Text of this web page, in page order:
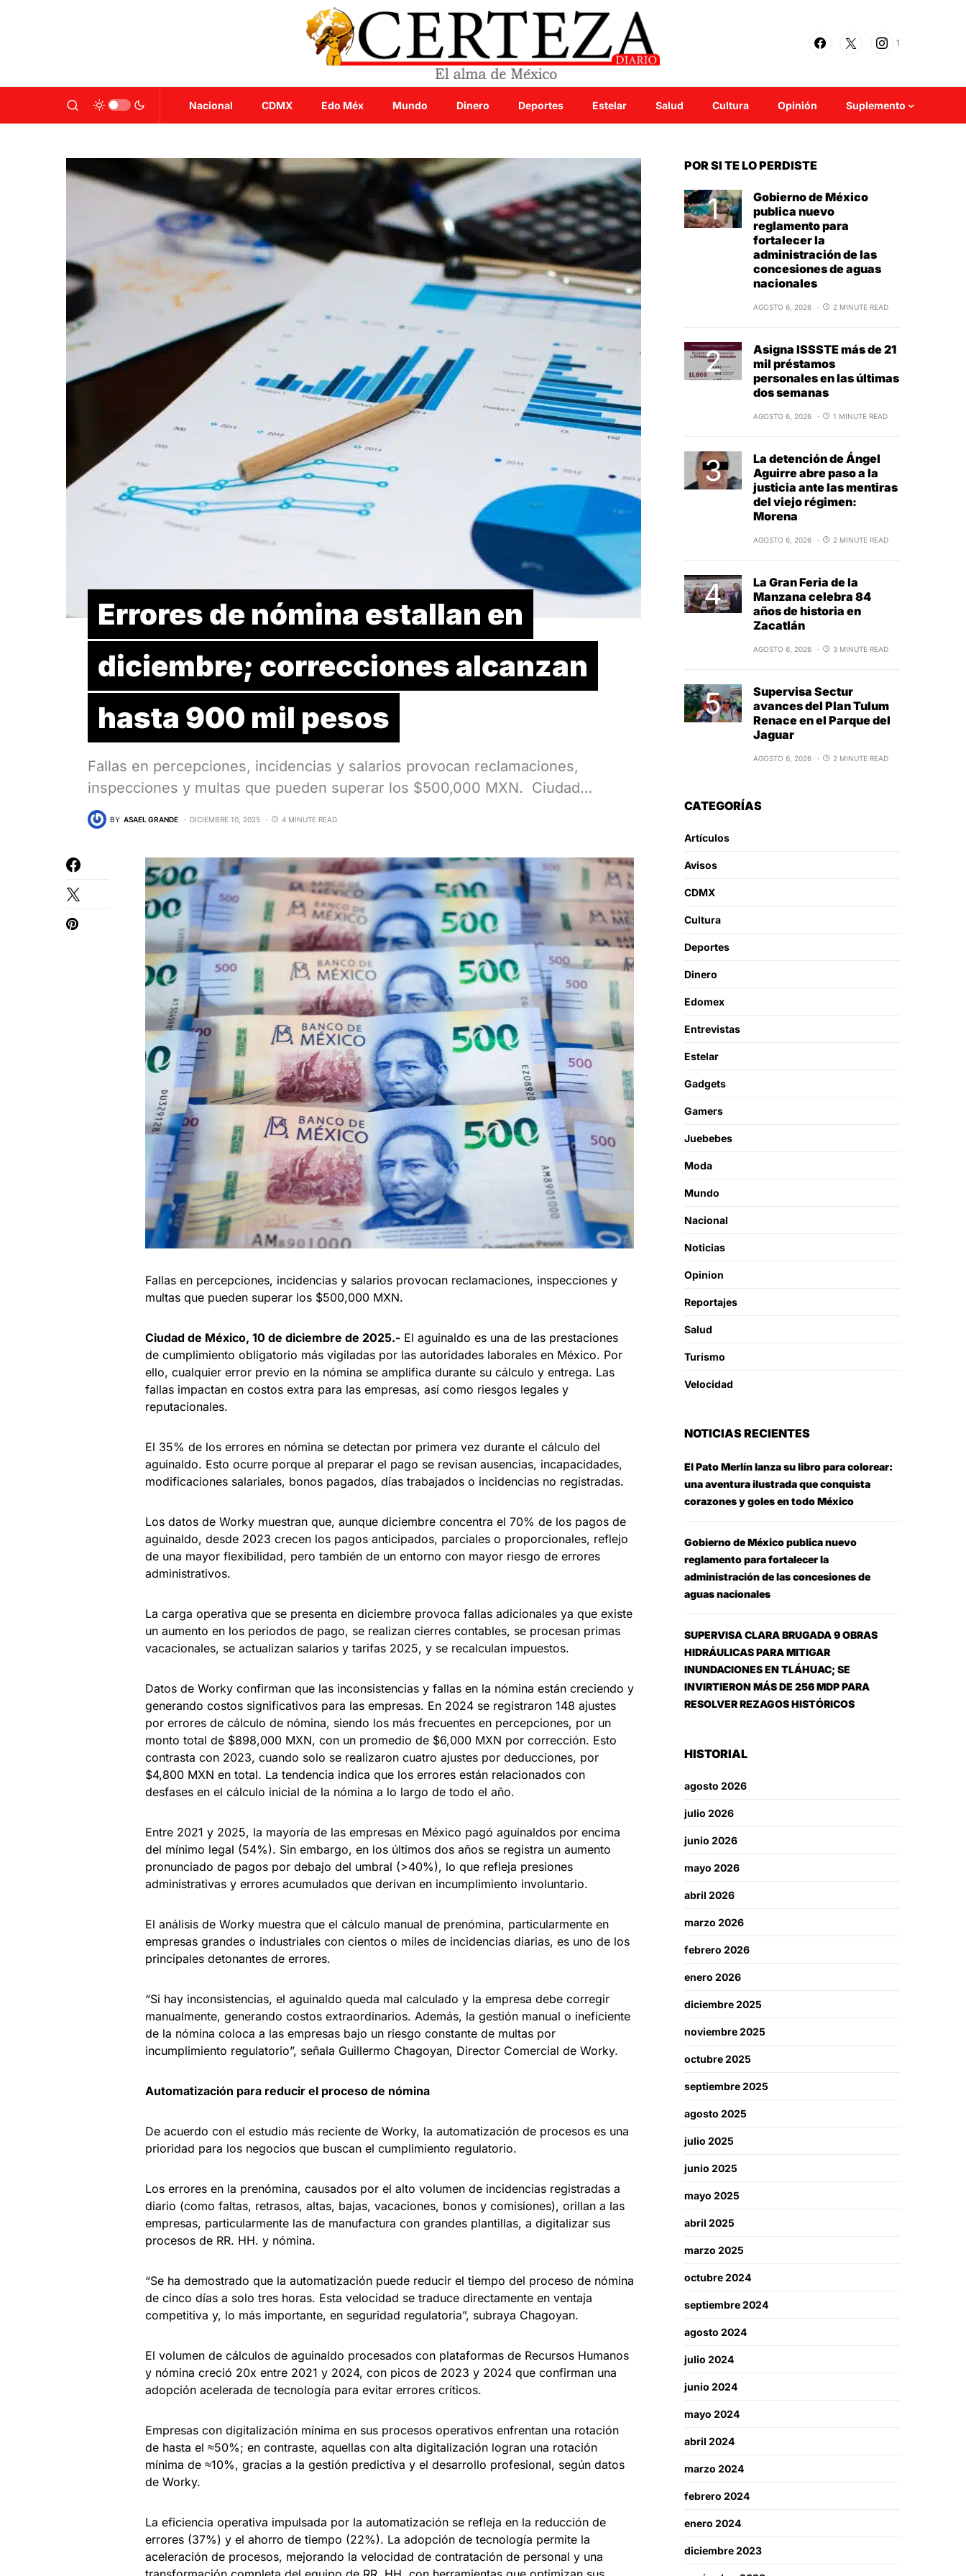
1
Nacional CDMX Edo Méx Mundo Dinero Deportes Estelar Salud Cultura Opinión Suplemento
Errores de nómina estallan en
diciembre; correcciones alcanzan
hasta 900 mil pesos
Fallas en percepciones, incidencias y salarios provocan reclamaciones,
inspecciones y multas que pueden superar los $500,000 MXN. Ciudad…
BY ASAEL GRANDE DICIEMBRE 10, 2025 4 MINUTE READ
Fallas en percepciones, incidencias y salarios provocan reclamaciones, inspecciones y
multas que pueden superar los $500,000 MXN.
Ciudad de México, 10 de diciembre de 2025.- El aguinaldo es una de las prestaciones
de cumplimiento obligatorio más vigiladas por las autoridades laborales en México. Por
ello, cualquier error previo en la nómina se amplifica durante su cálculo y entrega. Las
fallas impactan en costos extra para las empresas, así como riesgos legales y
reputacionales.
El 35% de los errores en nómina se detectan por primera vez durante el cálculo del
aguinaldo. Esto ocurre porque al preparar el pago se revisan ausencias, incapacidades,
modificaciones salariales, bonos pagados, días trabajados o incidencias no registradas.
Los datos de Worky muestran que, aunque diciembre concentra el 70% de los pagos de
aguinaldo, desde 2023 crecen los pagos anticipados, parciales o proporcionales, reflejo
de una mayor flexibilidad, pero también de un entorno con mayor riesgo de errores
administrativos.
La carga operativa que se presenta en diciembre provoca fallas adicionales ya que existe
un aumento en los periodos de pago, se realizan cierres contables, se procesan primas
vacacionales, se actualizan salarios y tarifas 2025, y se recalculan impuestos.
Datos de Worky confirman que las inconsistencias y fallas en la nómina están creciendo y
generando costos significativos para las empresas. En 2024 se registraron 148 ajustes
por errores de cálculo de nómina, siendo los más frecuentes en percepciones, por un
monto total de $898,000 MXN, con un promedio de $6,000 MXN por corrección. Esto
contrasta con 2023, cuando solo se realizaron cuatro ajustes por deducciones, por
$4,800 MXN en total. La tendencia indica que los errores están relacionados con
desfases en el cálculo inicial de la nómina a lo largo de todo el año.
Entre 2021 y 2025, la mayoría de las empresas en México pagó aguinaldos por encima
del mínimo legal (54%). Sin embargo, en los últimos dos años se registra un aumento
pronunciado de pagos por debajo del umbral (>40%), lo que refleja presiones
administrativas y errores acumulados que derivan en incumplimiento involuntario.
El análisis de Worky muestra que el cálculo manual de prenómina, particularmente en
empresas grandes o industriales con cientos o miles de incidencias diarias, es uno de los
principales detonantes de errores.
“Si hay inconsistencias, el aguinaldo queda mal calculado y la empresa debe corregir
manualmente, generando costos extraordinarios. Además, la gestión manual o ineficiente
de la nómina coloca a las empresas bajo un riesgo constante de multas por
incumplimiento regulatorio”, señala Guillermo Chagoyan, Director Comercial de Worky.
Automatización para reducir el proceso de nómina
De acuerdo con el estudio más reciente de Worky, la automatización de procesos es una
prioridad para los negocios que buscan el cumplimiento regulatorio.
Los errores en la prenómina, causados por el alto volumen de incidencias registradas a
diario (como faltas, retrasos, altas, bajas, vacaciones, bonos y comisiones), orillan a las
empresas, particularmente las de manufactura con grandes plantillas, a digitalizar sus
procesos de RR. HH. y nómina.
“Se ha demostrado que la automatización puede reducir el tiempo del proceso de nómina
de cinco días a solo tres horas. Esta velocidad se traduce directamente en ventaja
competitiva y, lo más importante, en seguridad regulatoria”, subraya Chagoyan.
El volumen de cálculos de aguinaldo procesados con plataformas de Recursos Humanos
y nómina creció 20x entre 2021 y 2024, con picos de 2023 y 2024 que confirman una
adopción acelerada de tecnología para evitar errores críticos.
Empresas con digitalización mínima en sus procesos operativos enfrentan una rotación
de hasta el ≈50%; en contraste, aquellas con alta digitalización logran una rotación
mínima de ≈10%, gracias a la gestión predictiva y el desarrollo profesional, según datos
de Worky.
La eficiencia operativa impulsada por la automatización se refleja en la reducción de
errores (37%) y el ahorro de tiempo (22%). La adopción de tecnología permite la
aceleración de procesos, mejorando la velocidad de contratación de personal y una
POR SI TE LO PERDISTE
Gobierno de México
publica nuevo
reglamento para
fortalecer la
administración de las
concesiones de aguas
nacionales
AGOSTO 6, 2026 2 MINUTE READ
Asigna ISSSTE más de 21
mil préstamos
personales en las últimas
dos semanas
AGOSTO 6, 2026 1 MINUTE READ
La detención de Ángel
Aguirre abre paso a la
justicia ante las mentiras
del viejo régimen:
Morena
AGOSTO 6, 2026 2 MINUTE READ
La Gran Feria de la
Manzana celebra 84
años de historia en
Zacatlán
AGOSTO 6, 2026 3 MINUTE READ
Supervisa Sectur
avances del Plan Tulum
Renace en el Parque del
Jaguar
AGOSTO 6, 2026 2 MINUTE READ
CATEGORÍAS
Artículos
Avisos
CDMX
Cultura
Deportes
Dinero
Edomex
Entrevistas
Estelar
Gadgets
Gamers
Juebebes
Moda
Mundo
Nacional
Noticias
Opinion
Reportajes
Salud
Turismo
Velocidad
NOTICIAS RECIENTES
El Pato Merlín lanza su libro para colorear:
una aventura ilustrada que conquista
corazones y goles en todo México
Gobierno de México publica nuevo
reglamento para fortalecer la
administración de las concesiones de
aguas nacionales
SUPERVISA CLARA BRUGADA 9 OBRAS
HIDRÁULICAS PARA MITIGAR
INUNDACIONES EN TLÁHUAC; SE
INVIRTIERON MÁS DE 256 MDP PARA
RESOLVER REZAGOS HISTÓRICOS
HISTORIAL
agosto 2026
julio 2026
junio 2026
mayo 2026
abril 2026
marzo 2026
febrero 2026
enero 2026
diciembre 2025
noviembre 2025
octubre 2025
septiembre 2025
agosto 2025
julio 2025
junio 2025
mayo 2025
abril 2025
marzo 2025
octubre 2024
septiembre 2024
agosto 2024
julio 2024
junio 2024
mayo 2024
abril 2024
marzo 2024
febrero 2024
enero 2024
diciembre 2023